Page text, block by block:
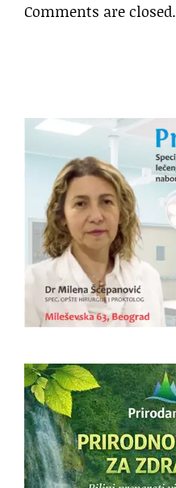
Comments are closed.